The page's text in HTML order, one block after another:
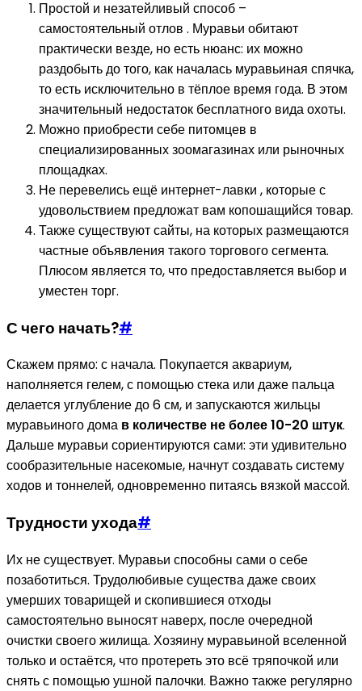
Простой и незатейливый способ –
самостоятельный отлов . Муравьи обитают
практически везде, но есть нюанс: их можно
раздобыть до того, как началась муравьиная спячка,
то есть исключительно в тёплое время года. В этом
значительный недостаток бесплатного вида охоты.
Можно приобрести себе питомцев в
специализированных зоомагазинах или рыночных
площадках.
Не перевелись ещё интернет-лавки , которые с
удовольствием предложат вам копошащийся товар.
Также существуют сайты, на которых размещаются
частные объявления такого торгового сегмента.
Плюсом является то, что предоставляется выбор и
уместен торг.
С чего начать?#
Скажем прямо: с начала. Покупается аквариум,
наполняется гелем, с помощью стека или даже пальца
делается углубление до 6 см, и запускаются жильцы
муравьиного дома в количестве не более 10-20 штук.
Дальше муравьи сориентируются сами: эти удивительно
сообразительные насекомые, начнут создавать систему
ходов и тоннелей, одновременно питаясь вязкой массой.
Трудности ухода#
Их не существует. Муравьи способны сами о себе
позаботиться. Трудолюбивые существа даже своих
умерших товарищей и скопившиеся отходы
самостоятельно выносят наверх, после очередной
очистки своего жилища. Хозяину муравьиной вселенной
только и остаётся, что протереть это всё тряпочкой или
снять с помощью ушной палочки. Важно также регулярно